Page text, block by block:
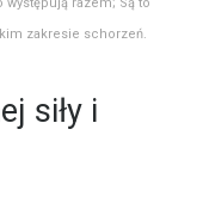
zakresie schorzeń.
siły i